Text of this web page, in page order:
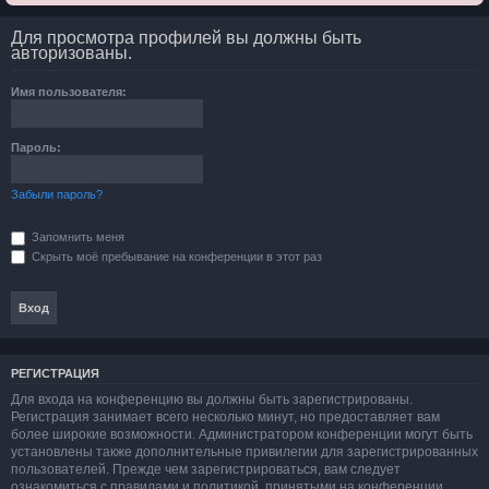
Для просмотра профилей вы должны быть
авторизованы.
Имя пользователя:
Пароль:
Забыли пароль?
Запомнить меня
Скрыть моё пребывание на конференции в этот раз
РЕГИСТРАЦИЯ
Для входа на конференцию вы должны быть зарегистрированы.
Регистрация занимает всего несколько минут, но предоставляет вам
более широкие возможности. Администратором конференции могут быть
установлены также дополнительные привилегии для зарегистрированных
пользователей. Прежде чем зарегистрироваться, вам следует